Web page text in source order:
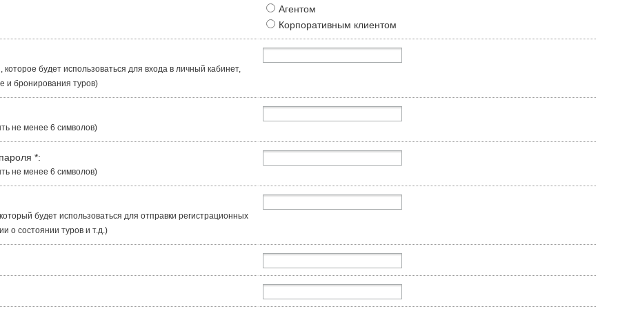
Агентом
Корпоративным клиентом
будет использоваться для входа в личный кабинет,
и бронирования туров)
не менее 6 символов)
*:
не менее 6 символов)
будет использоваться для отправки регистрационных
о состоянии туров и т.д.)